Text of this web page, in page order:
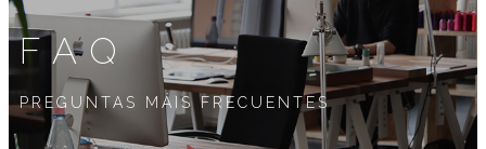
FAQ
PREGUNTAS MÁIS FRECUENTES